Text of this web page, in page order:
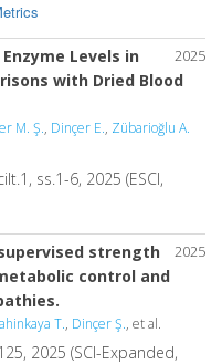
2025
Levels in
with Dried Blood
M. Ş., Dinçer E., Zübarioğlu A.
ss.1-6, 2025 (ESCI,
2025
strength
control and
T., Dinçer Ş., et al.
2025 (SCI-Expanded,